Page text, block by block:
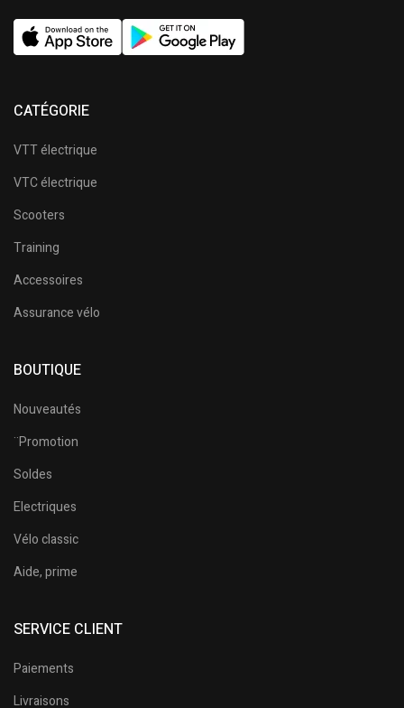
CATÉGORIE
VTT électrique
VTC électrique
Scooters
Training
Accessoires
Assurance vélo
BOUTIQUE
Nouveautés
¨Promotion
Soldes
Electriques
Vélo classic
Aide, prime
SERVICE CLIENT
Paiements
Livraisons